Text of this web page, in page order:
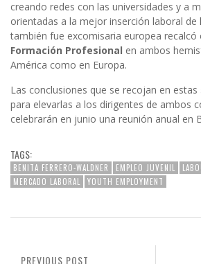
creando redes con las universidades y a
orientadas a la mejor inserción laboral de
también fue excomisaria europea recalcó
Formación Profesional en ambos
América como en Europa.
Las conclusiones que se recojan en estas
para elevarlas a los dirigentes de ambos
celebrarán en junio una reunión anual en
TAGS:
BENITA FERRERO-WALDNER EMPLEO JUVENIL
MERCADO LABORAL
YOUTH EMPLOYMENT
PREVIOUS POST